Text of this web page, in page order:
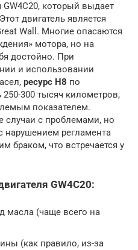
который выдает
двигатель является
Wall. Многие опасаются
мотора, но на
достойно. При
и использовании
ресурс H8 по
300 тысяч километров,
показателем.
с проблемами, но
нарушением регламента
браком, что встречается у
GW4C20:
масла (чаще всего на
(как правило, из-за